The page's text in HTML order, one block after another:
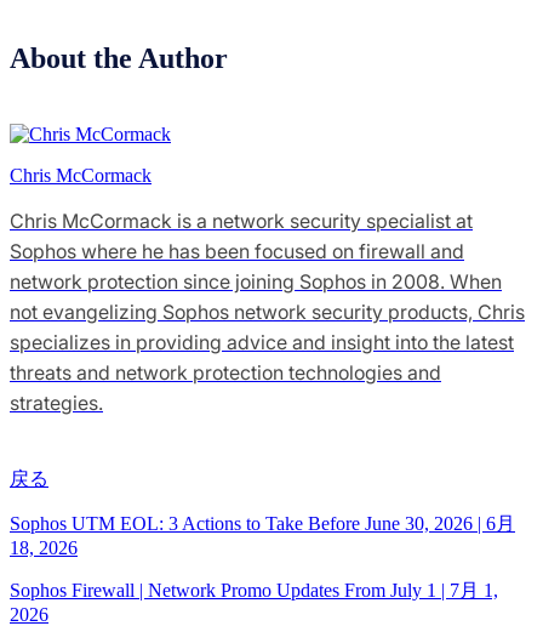
About the Author
Chris McCormack
Chris McCormack is a network security specialist at
Sophos where he has been focused on firewall and
network protection since joining Sophos in 2008. When
not evangelizing Sophos network security products, Chris
specializes in providing advice and insight into the latest
threats and network protection technologies and
strategies.
戻る
Sophos UTM EOL: 3 Actions to Take Before June 30, 2026 | 6月
18, 2026
Sophos Firewall | Network Promo Updates From July 1 | 7月 1,
2026